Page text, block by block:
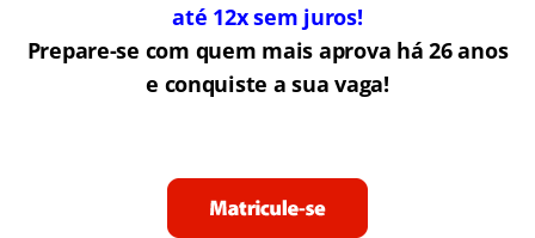
até 12x sem juros!
Prepare-se com quem mais aprova há 26 anos
e conquiste a sua vaga!